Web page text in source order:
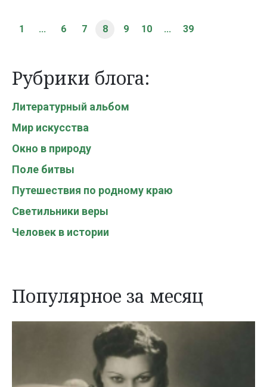
1 ... 6 7 8 9 10 ... 39
Рубрики блога:
Литературный альбом
Мир искусства
Окно в природу
Поле битвы
Путешествия по родному краю
Светильники веры
Человек в истории
Популярное за месяц